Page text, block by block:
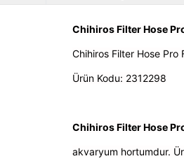
Chihiros Filter Hose
Chihiros Filter Hose Pro
Ürün Kodu: 2312298
Chihiros Filter Hose
akvaryum hortumdur.